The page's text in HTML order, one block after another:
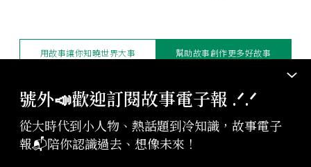
號外📣歡迎訂閱故事電子報 .ᐟ‪‪.ᐟ
從大時代到小人物、熱話題到冷知識，故事電子
報📬陪你認識過去、想像未來！
版權聲明與轉載規範
授權與合作：contact@storystudio.tw
用故事讓你知曉世界大事 幫助故事創作更多好故事